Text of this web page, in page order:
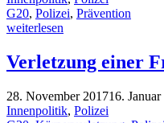
G20, Polizei, Prävention
weiterlesen
Verletzung einer
28. November 201716.
Innenpolitik, Polizei